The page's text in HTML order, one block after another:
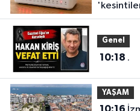
Genel
10:18 .
YAŞAM